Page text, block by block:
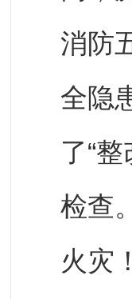
消防
全隐
了“
检查
火灾